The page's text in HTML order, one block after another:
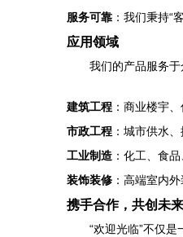
服务可靠 ：我们秉持“
应用领域
我们的产品服务于
建筑工程 ：商业楼宇
市政工程 ：城市供水
工业制造 ：化工、食
装饰装修 ：高端室内
携手合作，共创未来
“欢迎光临”不仅